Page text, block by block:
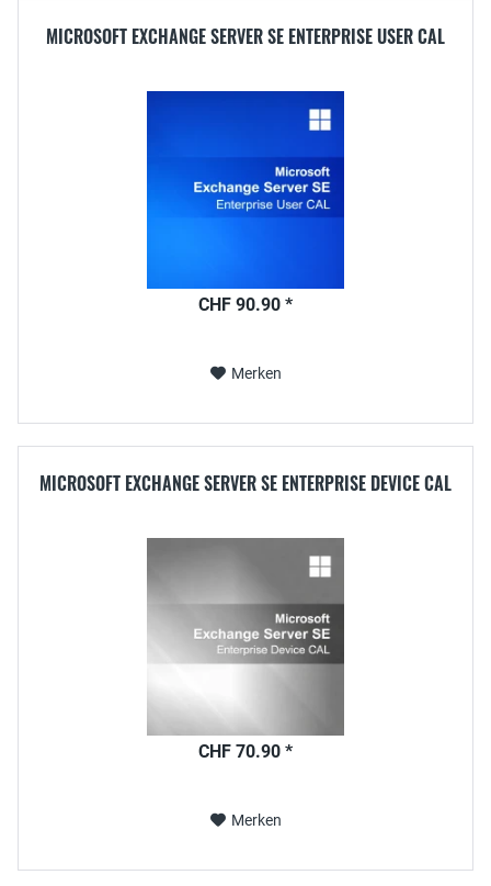
MICROSOFT EXCHANGE SERVER SE ENTERPRISE USER CAL
CHF 90.90 *
Merken
MICROSOFT EXCHANGE SERVER SE ENTERPRISE DEVICE CAL
CHF 70.90 *
Merken